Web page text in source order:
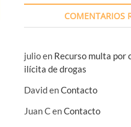
COMENTARIOS
julioen Recurso multa por
ilícita de drogas
DavidenContacto
Juan CenContacto